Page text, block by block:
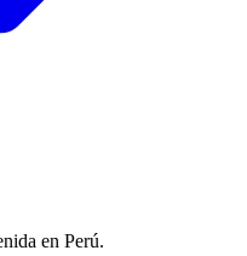
en Perú.